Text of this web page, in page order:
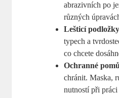
abrazivních po
různých
Lešticí podložky
typech a
co chcete
Ochranné
chránit. Maska,
nutností při